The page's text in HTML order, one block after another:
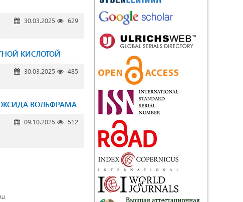
30.03.2025
629
КИСЛОТОЙ
30.03.2025
485
ВОЛЬФРАМА
09.10.2025 512